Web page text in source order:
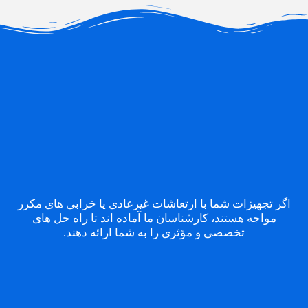
اگر تجهیزات شما با ارتعاشات غیرعادی یا خرابی های مکرر
مواجه هستند، کارشناسان ما آماده اند تا راه حل های
تخصصی و مؤثری را به شما ارائه دهند.